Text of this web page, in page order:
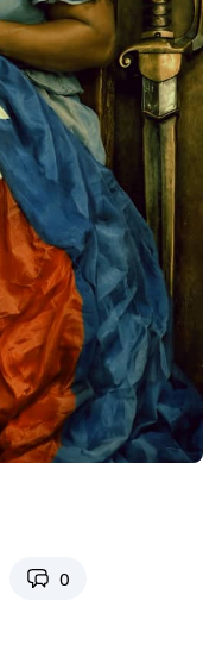
0